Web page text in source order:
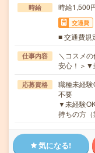
時給 時給1,500
交通費
■ 交通費規
仕事内容
＼コスメ
安心！＞▼
応募資格
職種未経験
不要
▼未経験
持ちの方
気になる!